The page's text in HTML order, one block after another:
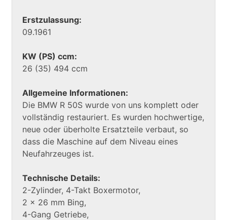
Erstzulassung:
09.1961
KW (PS) ccm:
26 (35) 494 ccm
Allgemeine Informationen:
Die BMW R 50S wurde von uns komplett oder
vollständig restauriert. Es wurden hochwertige,
neue oder überholte Ersatzteile verbaut, so
dass die Maschine auf dem Niveau eines
Neufahrzeuges ist.
Technische Details:
2-Zylinder, 4-Takt Boxermotor,
2 x 26 mm Bing,
4-Gang Getriebe,